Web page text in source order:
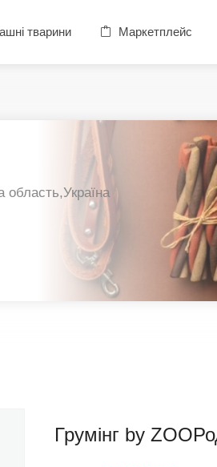
тварини Маркетплейс
область,Україна
Грумінг by